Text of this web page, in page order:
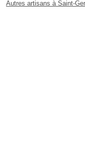
Autres artisans à Saint-